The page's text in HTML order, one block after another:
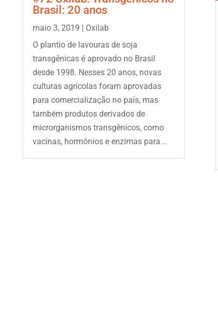
Brasil: 20 anos
maio 3, 2019 | Oxilab
O plantio de lavouras de soja
transgênicas é aprovado no Brasil
desde 1998. Nesses 20 anos, novas
culturas agrícolas foram aprovadas
para comercialização no país, mas
também produtos derivados de
microrganismos transgênicos, como
vacinas, hormônios e enzimas para...